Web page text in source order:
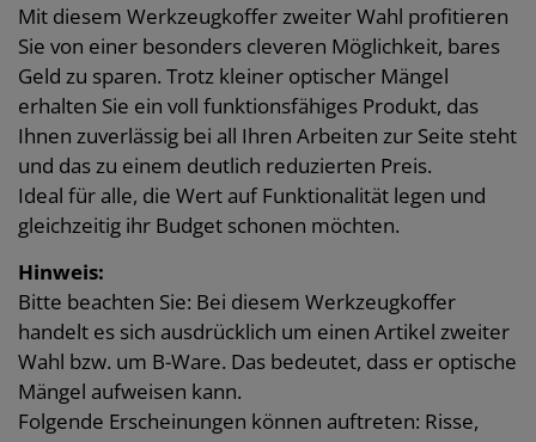
Mit diesem Werkzeugkoffer zweiter Wahl profitieren
Sie von einer besonders cleveren Möglichkeit, bares
Geld zu sparen. Trotz kleiner optischer Mängel
erhalten Sie ein voll funktionsfähiges Produkt, das
Ihnen zuverlässig bei all Ihren Arbeiten zur Seite steht
und das zu einem deutlich reduzierten Preis.
Ideal für alle, die Wert auf Funktionalität legen und
gleichzeitig ihr Budget schonen möchten.
Hinweis:
Bitte beachten Sie: Bei diesem Werkzeugkoffer
handelt es sich ausdrücklich um einen Artikel zweiter
Wahl bzw. um B-Ware. Das bedeutet, dass er optische
Mängel aufweisen kann.
Folgende Erscheinungen können auftreten: Risse,